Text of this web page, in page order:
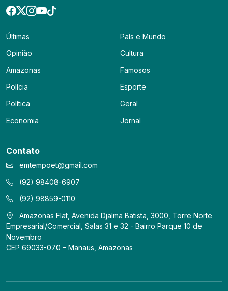
Últimas
Opinião
Amazonas
Polícia
Política
Economia
País e Mundo
Cultura
Famosos
Esporte
Geral
Jornal
Contato
emtempoet@gmail.com
(92) 98408-6907
(92) 98859-0110
Amazonas Flat, Avenida Djalma Batista, 3000, Torre Norte
Empresarial/Comercial, Salas 31 e 32 - Bairro Parque 10 de
Novembro
CEP 69033-070 – Manaus, Amazonas